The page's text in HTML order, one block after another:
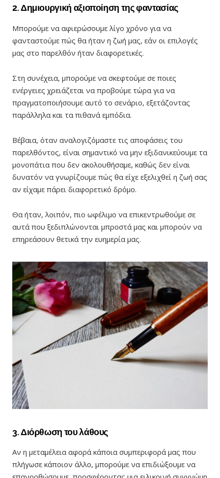
2. Δημιουργική αξιοποίηση της φαντασίας
Μπορούμε να αφιερώσουμε λίγο χρόνο για να
φανταστούμε πώς θα ήταν η ζωή μας, εάν οι επιλογές
μας στο παρελθόν ήταν διαφορετικές.
Στη συνέχεια, μπορούμε να σκεφτούμε σε ποιες
ενέργειες χρειάζεται να προβούμε τώρα για να
πραγματοποιήσουμε αυτό το σενάριο, εξετάζοντας
παράλληλα και τα πιθανά εμπόδια.
Βέβαια, όταν αναλογιζόμαστε τις αποφάσεις του
παρελθόντος, είναι σημαντικό να μην εξιδανικεύουμε τα
μονοπάτια που δεν ακολουθήσαμε, καθώς δεν είναι
δυνατόν να γνωρίζουμε πώς θα είχε εξελιχθεί η ζωή σας
αν είχαμε πάρει διαφορετικό δρόμο.
Θα ήταν, λοιπόν, πιο ωφέλιμο να επικεντρωθούμε σε
αυτά που ξεδιπλώνονται μπροστά μας και μπορούν να
επηρεάσουν θετικά την ευημερία μας.
3. Διόρθωση του λάθους
Αν η μεταμέλεια αφορά κάποια συμπεριφορά μας που
πλήγωσε κάποιον άλλο, μπορούμε να επιδιώξουμε να